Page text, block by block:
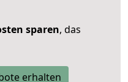
sparen, das
erhalten